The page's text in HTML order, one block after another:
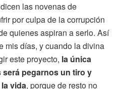
las novenas de
por culpa de la corrupción
quienes aspiran a serlo. Así
mis días, y cuando la divina
este proyecto, la única
pegarnos un tiro y
vida, porque de resto no